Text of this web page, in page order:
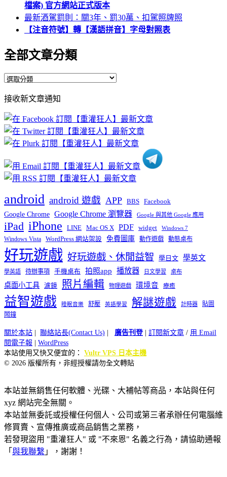
檔案) 官方網站正式版本
最新酒駕罰則：關3年、罰30萬、扣駕照牌照
【注音符號】轉【漢語拼音】字母對照表
全部文章分類
全
文
章
分
類
接收新文章通知
android android 遊戲 APP BBS Facebook
Google Chrome Google Chrome 瀏覽器 Google 與其他 Google 應用
iPad iPhone LINE Mac OS X PDF widget Windows 7
Windows Vista WordPress 網站架設 免費圖庫 動作遊戲 動態桌布
好玩遊戲 好玩遊戲、休閒益智 學日文 學英文
學英語 待辦事項 手機桌布 拍照app 播放器 日文學習 桌布
桌面小工具 濾鏡 照片編輯 物理遊戲 環境音 療癒
益智遊戲 睡眠音樂 舒壓 英語學習 解謎遊戲 計時器
貼圖
鬧鐘
關於本站 | 聯絡站長(Contact Us) | 廣告刊登| 訂閱新文章 / 用 Email
閱電子報 | WordPress
本站使用又快又便宜的： Vultr VPS 日本主機
© 2026 版權所有，非經授權請勿全文轉貼
本站並無銷售任何軟體、光碟、大補帖等商品，本站與任何
xyz 網站完全無關。
本站並無委託或授權任何個人、公司或第三者承辦任何電腦維
修買賣、宣傳推廣或商品銷售之業務，
若發現盜用 "重灌狂人" 或 "不來恩" 名義之行為，請協助通報
「 與我聯繫 」，謝謝！